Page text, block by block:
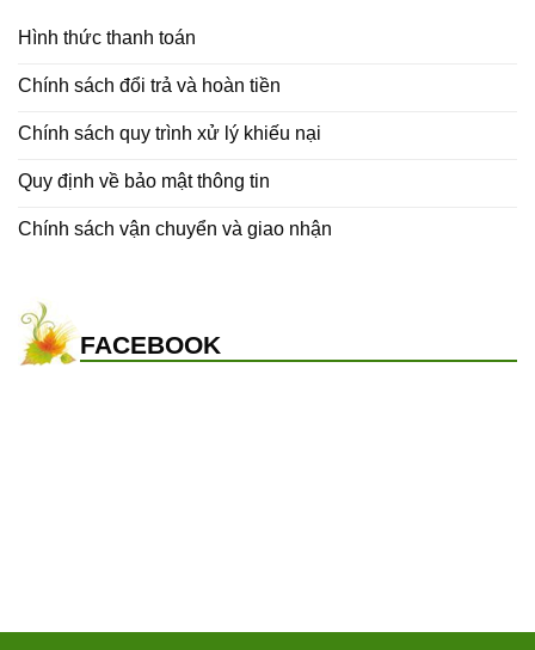
Hình thức thanh toán
Chính sách đổi trả và hoàn tiền
Chính sách quy trình xử lý khiếu nại
Quy định về bảo mật thông tin
Chính sách vận chuyển và giao nhận
FACEBOOK